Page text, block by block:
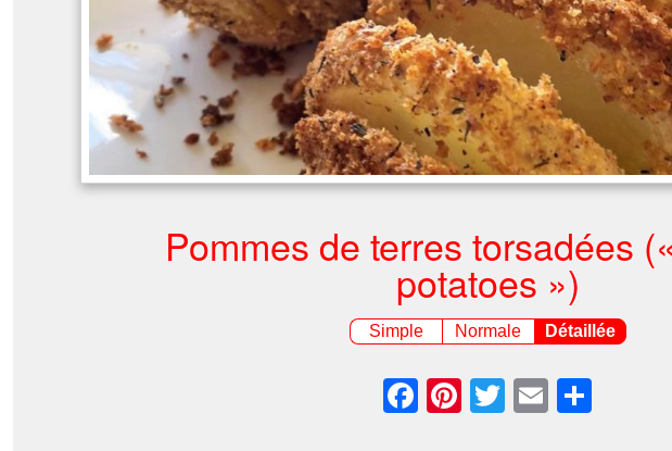
Pommes de terres torsadées
potatoes »)
Simple Normale Détaillée
Facebook
Pinterest
TwitterEmail